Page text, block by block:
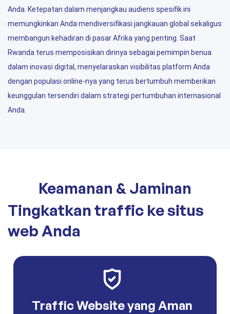
Anda. Ketepatan dalam menjangkau audiens spesifik ini
memungkinkan Anda mendiversifikasi jangkauan global sekaligus
membangun kehadiran di pasar Afrika yang penting. Saat
Rwanda terus memposisikan dirinya sebagai pemimpin benua
dalam inovasi digital, menyelaraskan visibilitas platform Anda
dengan populasi online-nya yang terus bertumbuh memberikan
keunggulan tersendiri dalam strategi pertumbuhan internasional
Anda.
Keamanan & Jaminan
Tingkatkan traffic ke situs
web Anda
Traffic Website yang Aman